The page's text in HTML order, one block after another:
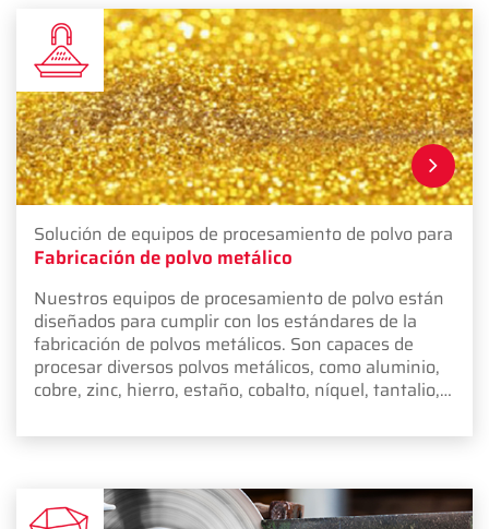
Solución de equipos de procesamiento de polvo para
Fabricación de polvo metálico
Nuestros equipos de procesamiento de polvo están
diseñados para cumplir con los estándares de la
fabricación de polvos metálicos. Son capaces de
procesar diversos polvos metálicos, como aluminio,
cobre, zinc, hierro, estaño, cobalto, níquel, tantalio,